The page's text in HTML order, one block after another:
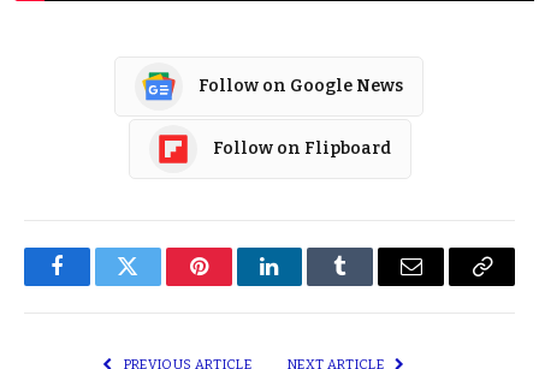
Follow on Google News
Follow on Flipboard
FacebookTwitter PinterestLinkedInTumblr Email
Copy
PREVIOUS ARTICLE NEXT ARTICLE